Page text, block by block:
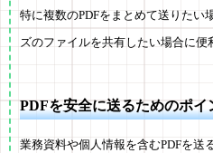
特に複数のPDFをまとめて送りたい
ズのファイルを共有したい場合に便
PDFを安全に送るためのポイ
業務資料や個人情報を含むPDFを送